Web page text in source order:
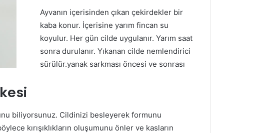
Ayvanın içerisinden çıkan çekirdekler bir
kaba konur. İçerisine yarım fincan su
koyulur. Her gün cilde uygulanır. Yarım saat
sonra durulanır. Yıkanan cilde nemlendirici
sürülür.yanak sarkması öncesi ve sonrası
biliyorsunuz. Cildinizi besleyerek formunu
kırışıklıkların oluşumunu önler ve kasların